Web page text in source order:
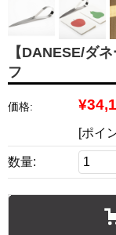
【DANESE/ダ
フ
価格:
[ポイ
数量: